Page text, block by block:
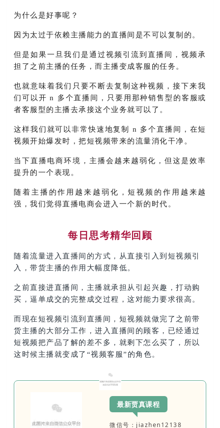
为什么是好事呢？
因为太过于依赖主播能力的直播间是不可以复制的。
但是如果一旦我们是通过视频引流到直播间，视频承
担了之前主播的任务，而主播变成客服的任务。
也就意味着我们只要不断去复制这种视频，接下来我
们可以开 n 多个直播间，只要用那种销售型的客服或
者客服型的主播去承接这个业务就可以了。
这样我们就可以非常快速地复制 n 多个直播间，在短
视频开始爆发时，把短视频带来的流量消化干净 。
当下直播电商环境，主播会越来越弱化，但这是效率
提升的一个表现。
随着主播的作用越来越弱化，短视频的作用越来越
强，我们觉得直播电商会进入一个新的时代。
每日思考精华回顾
随着流量进入直播间的方式，从直接引入到短视频引
入，带货主播的作用大幅度降低。
之前直接进直播间，主播就承担从引起兴趣，打动购
买，逼单成交的完整成交过程，这对能力要求很高。
而现在短视频引流到直播间，短视频就做完了之前带
货主播的大部分工作，进入直播间的顾客，已经通过
短视频把产品了解的差不多，就剩下怎么买了，所以
这时候主播就变成了“视频客服”的角色。
最新贾真课程
微信号：jiazhen12138